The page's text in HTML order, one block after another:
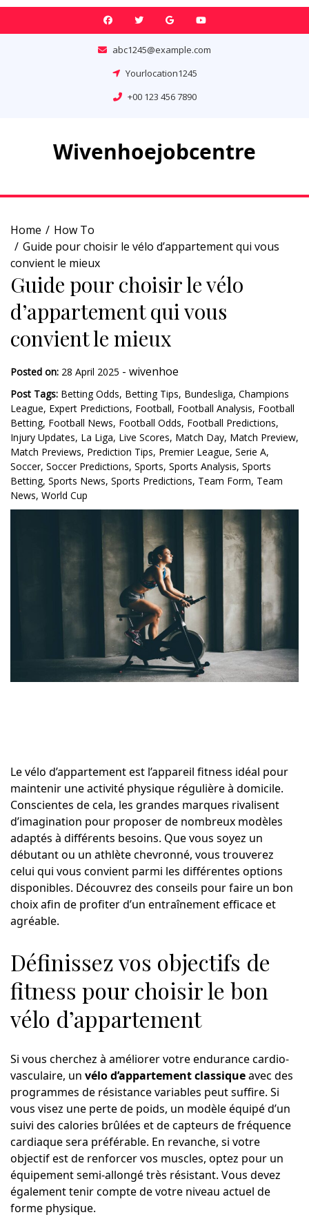
Skip
abc1245@example.com
Yourlocation1245
+00 123 456 7890
Wivenhoejobcentre
Home
How To
Guide pour choisir le vélo d’appartement qui vous
convient le mieux
Guide pour choisir le vélo
d’appartement qui vous
convient le mieux
Posted on: 28 April 2025 - wivenhoe
Post Tags: Betting Odds, Betting Tips, Bundesliga, Champions
League, Expert Predictions, Football, Football Analysis, Football
Betting, Football News, Football Odds, Football Predictions,
Injury Updates, La Liga, Live Scores, Match Day, Match Preview,
Match Previews, Prediction Tips, Premier League, Serie A,
Soccer, Soccer Predictions, Sports, Sports Analysis, Sports
Betting, Sports News, Sports Predictions, Team Form, Team
News, World Cup
Le vélo d’appartement est l’appareil fitness idéal pour
maintenir une activité physique régulière à domicile.
Conscientes de cela, les grandes marques rivalisent
d’imagination pour proposer de nombreux modèles
adaptés à différents besoins. Que vous soyez un
débutant ou un athlète chevronné, vous trouverez
celui qui vous convient parmi les différentes options
disponibles. Découvrez des conseils pour faire un bon
choix afin de profiter d’un entraînement efficace et
agréable.
Définissez vos objectifs de
fitness pour choisir le bon
vélo d’appartement
Si vous cherchez à améliorer votre endurance cardio-
vasculaire, un vélo d’appartement classiqueavec des
programmes de résistance variables peut suffire. Si
vous visez une perte de poids, un modèle équipé d’un
suivi des calories brûlées et de capteurs de fréquence
cardiaque sera préférable. En revanche, si votre
objectif est de renforcer vos muscles, optez pour un
équipement semi-allongé très résistant. Vous devez
également tenir compte de votre niveau actuel de
forme physique.